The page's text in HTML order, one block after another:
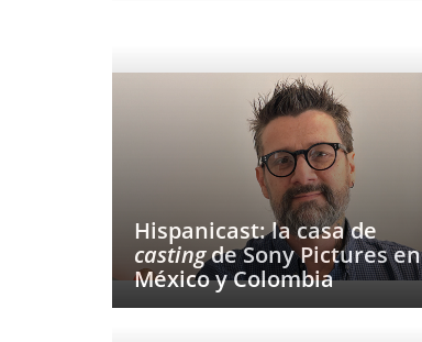
Hispanicast: la casa de
castingde Sony Pictures en
México y Colombia